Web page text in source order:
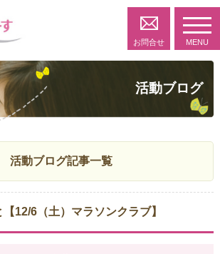
お問合せ MENU
活動ブログ
活動ブログ記事一覧
【12/6（土）マラソンクラブ】